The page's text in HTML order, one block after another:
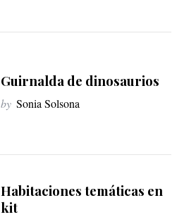
Guirnalda de dinosaurios
by Sonia Solsona
Habitaciones temáticas en
kit